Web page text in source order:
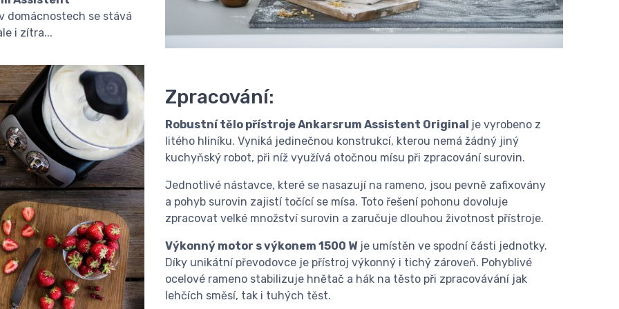
domácnostech se stává
i zítra...
Zpracování:
Robustní tělo přístroje Ankarsrum Assistent Original je vyrobeno z
litého hliníku. Vyniká jedinečnou konstrukcí, kterou nemá žádný jiný
kuchyňský robot, při níž využívá otočnou mísu při zpracování surovin.
Jednotlivé nástavce, které se nasazují na rameno, jsou pevně zafixovány
a pohyb surovin zajistí točící se mísa. Toto řešení pohonu dovoluje
zpracovat velké množství surovin a zaručuje dlouhou životnost přístroje.
Výkonný motor s výkonem 1500 Wje umístěn ve spodní části jednotky.
Díky unikátní převodovce je přístroj výkonný i tichý zároveň. Pohyblivé
ocelové rameno stabilizuje hnětač a hák na těsto při zpracovávání jak
lehčích směsí, tak i tuhých těst.